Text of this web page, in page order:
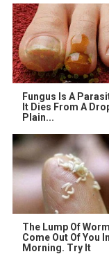
Fungus Is A
It Dies From A
Plain...
The Lump Of
Come Out Of You
Morning. Try It